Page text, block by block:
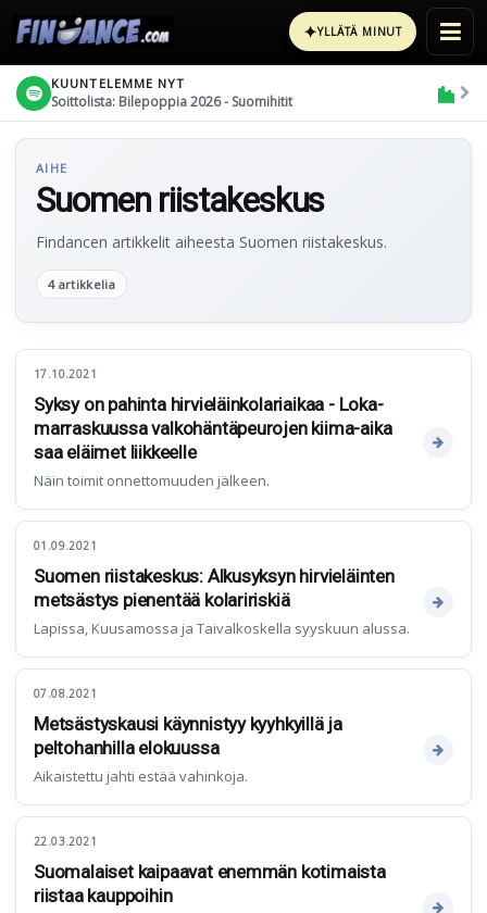
✦YLLÄTÄ MINUT
KUUNTELEMME NYT
Soittolista: Bilepoppia 2026 - Suomihitit
AIHE
Suomen riistakeskus
Findancen artikkelit aiheesta Suomen riistakeskus.
4 artikkelia
17.10.2021
Syksy on pahinta hirvieläinkolariaikaa - Loka-
marraskuussa valkohäntäpeurojen kiima-aika
saa eläimet liikkeelle
Näin toimit onnettomuuden jälkeen.
01.09.2021
Suomen riistakeskus: Alkusyksyn hirvieläinten
metsästys pienentää kolaririskiä
Lapissa, Kuusamossa ja Taivalkoskella syyskuun alussa.
07.08.2021
Metsästyskausi käynnistyy kyyhkyillä ja
peltohanhilla elokuussa
Aikaistettu jahti estää vahinkoja.
22.03.2021
Suomalaiset kaipaavat enemmän kotimaista
riistaa kauppoihin